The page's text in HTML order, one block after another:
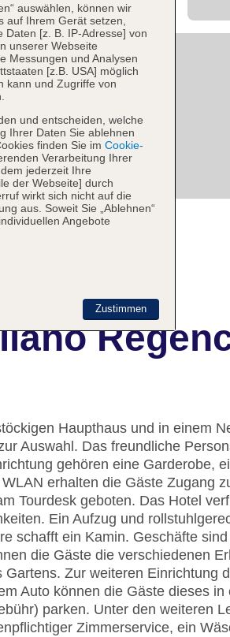
Haupthaus und in einem
Auswahl. Das freundliche
gehören eine Garderobe,
erhalten die Gäste Zugang
Tourdesk geboten. Das Hotel
Ein Aufzug und
schafft ein Kamin. Geschäfte
die Gäste die verschiedenen
Zur weiteren Einrichtung
Auto können die Gäste dieses
parken. Unter den weiteren
Zimmerservice, ein
auswählen, können wir
auf Ihrem Gerät setzen,
[z. B. IP-Adresse] von
unserer Webseite
Messungen und Analysen
[z.B. USA] möglich
kann und Zugriffe von
und entscheiden, welche
Ihrer Daten Sie ablehnen
finden Sie im Cookie-
Verarbeitung Ihrer
jederzeit Ihre
der Webseite] durch
wirkt sich nicht auf die
aus. Soweit Sie „Ablehnen“
Angebote
Zustimmen